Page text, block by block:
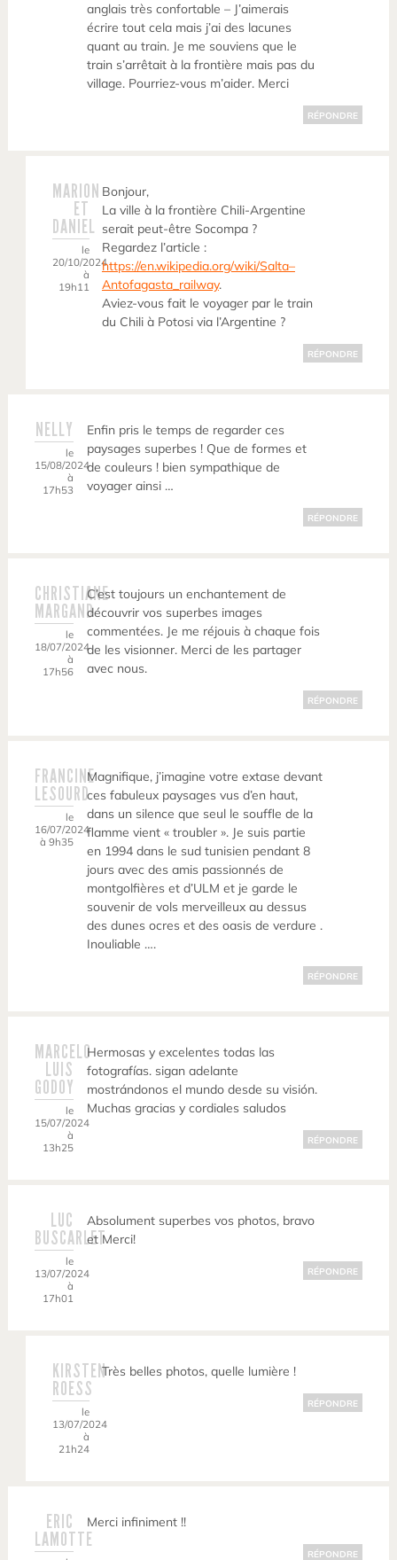
anglais très confortable – J’aimerais
écrire tout cela mais j’ai des lacunes
quant au train. Je me souviens que le
train s’arrêtait à la frontière mais pas du
village. Pourriez-vous m’aider. Merci
RÉPONDRE
MARION
ET
DANIEL
le
20/10/2024
à
19h11
Bonjour,
La ville à la frontière Chili-Argentine
serait peut-être Socompa ?
Regardez l’article :
https://en.wikipedia.org/wiki/Salta–
Antofagasta_railway.
Aviez-vous fait le voyager par le train
du Chili à Potosi via l’Argentine ?
RÉPONDRE
NELLY
le
15/08/2024
à
17h53
Enfin pris le temps de regarder ces
paysages superbes ! Que de formes et
de couleurs ! bien sympathique de
voyager ainsi …
RÉPONDRE
CHRISTIANE
MARGAND
le
18/07/2024
à
17h56
C’est toujours un enchantement de
découvrir vos superbes images
commentées. Je me réjouis à chaque fois
de les visionner. Merci de les partager
avec nous.
RÉPONDRE
FRANCINE
LESOURD
le
16/07/2024
à 9h35
Magnifique, j’imagine votre extase devant
ces fabuleux paysages vus d’en haut,
dans un silence que seul le souffle de la
flamme vient « troubler ». Je suis partie
en 1994 dans le sud tunisien pendant 8
jours avec des amis passionnés de
montgolfières et d’ULM et je garde le
souvenir de vols merveilleux au dessus
des dunes ocres et des oasis de verdure .
Inouliable ….
RÉPONDRE
MARCELO
LUIS
GODOY
le
15/07/2024
à
13h25
Hermosas y excelentes todas las
fotografías. sigan adelante
mostrándonos el mundo desde su visión.
Muchas gracias y cordiales saludos
RÉPONDRE
LUC
BUSCARLET
le
13/07/2024
à
17h01
Absolument superbes vos photos, bravo
et Merci!
RÉPONDRE
KIRSTEN
ROESS
le
13/07/2024
à
21h24
Très belles photos, quelle lumière !
RÉPONDRE
ERIC
LAMOTTE
Merci infiniment !!
RÉPONDRE